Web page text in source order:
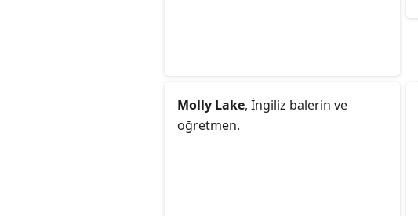
Molly Lake, İngiliz balerin ve
öğretmen.